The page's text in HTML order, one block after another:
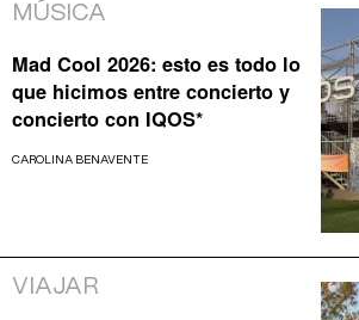
MÚSICA
Mad Cool 2026: esto es todo lo
que hicimos entre concierto y
concierto con IQOS*
CAROLINA BENAVENTE
VIAJAR